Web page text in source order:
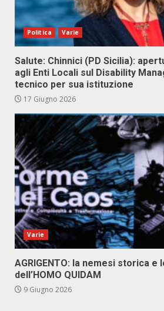
Politica Varie
Salute: Chinnici (PD Sicilia):
agli Enti Locali sul Disability
tecnico per sua istituzione
17 Giugno 2026
Varie
AGRIGENTO: la nemesi storica
dell’HOMO QUIDAM
9 Giugno 2026